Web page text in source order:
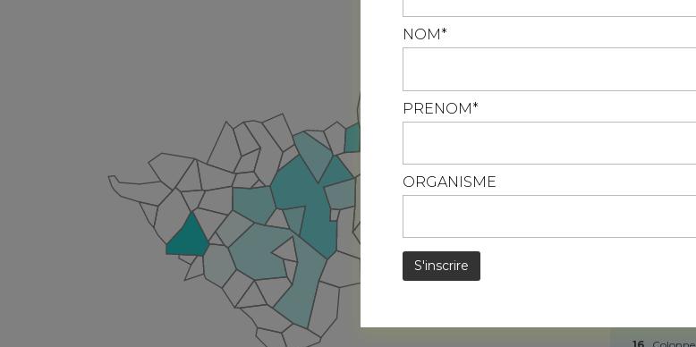
9
Mesnay
devez accepter pour continuer
NOM*
PRENOM*
ORGANISME